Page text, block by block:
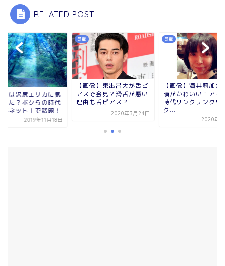
RELATED POST
像】東出昌大が舌ピ
で会見？滑舌が悪い
も舌ピアス？
2020年3月24日
芸能
【画像】酒井莉加の若い
頃がかわいい！アイドル
時代リンクリンクリン
芸能
小栗旬は沢尻エリカ
づいてた？ボクらの
動画がネット上で話
2019年11